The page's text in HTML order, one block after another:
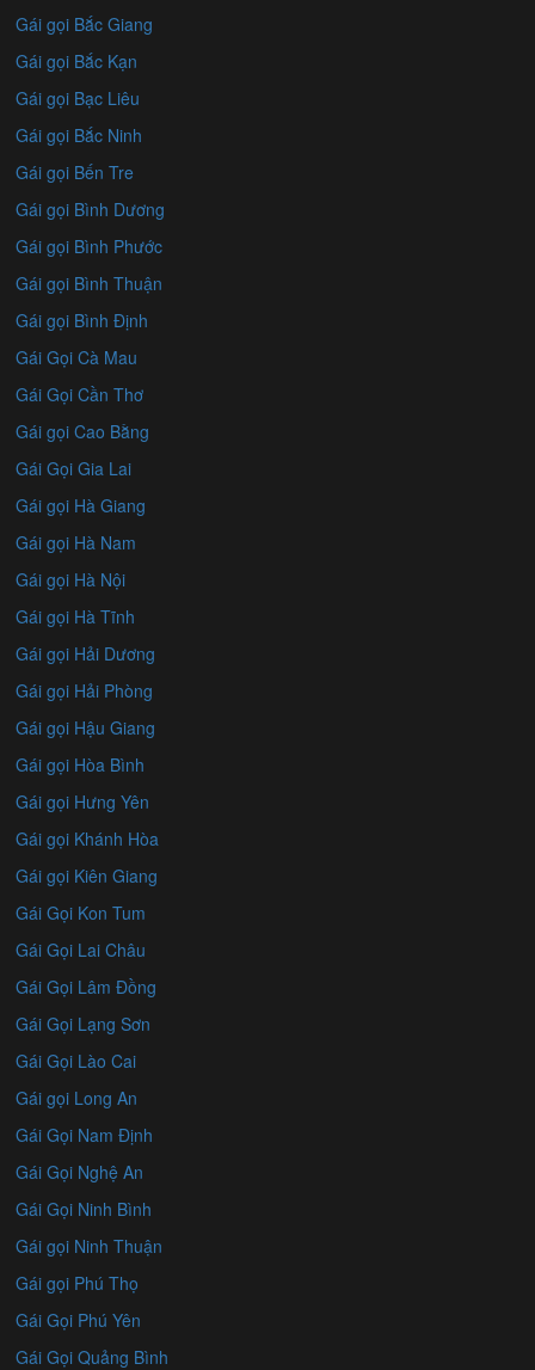
Gái gọi Bắc Giang
Gái gọi Bắc Kạn
Gái gọi Bạc Liêu
Gái gọi Bắc Ninh
Gái gọi Bến Tre
Gái gọi Bình Dương
Gái gọi Bình Phước
Gái gọi Bình Thuận
Gái gọi Bình Định
Gái Gọi Cà Mau
Gái Gọi Cần Thơ
Gái gọi Cao Bằng
Gái Gọi Gia Lai
Gái gọi Hà Giang
Gái gọi Hà Nam
Gái gọi Hà Nội
Gái gọi Hà Tĩnh
Gái gọi Hải Dương
Gái gọi Hải Phòng
Gái gọi Hậu Giang
Gái gọi Hòa Bình
Gái gọi Hưng Yên
Gái gọi Khánh Hòa
Gái gọi Kiên Giang
Gái Gọi Kon Tum
Gái Gọi Lai Châu
Gái Gọi Lâm Đồng
Gái Gọi Lạng Sơn
Gái Gọi Lào Cai
Gái gọi Long An
Gái Gọi Nam Định
Gái Gọi Nghệ An
Gái Gọi Ninh Bình
Gái gọi Ninh Thuận
Gái gọi Phú Thọ
Gái Gọi Phú Yên
Gái Gọi Quảng Bình